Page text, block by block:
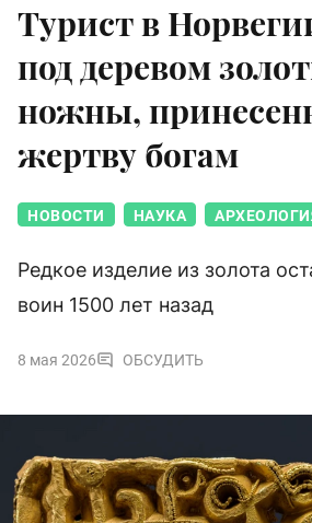
Турист в
под деревом
ножны,
жертву богам
НОВОСТИ НАУКА
Редкое изделие из золота
воин 1500 лет назад
8 мая 2026 ОБСУДИТЬ